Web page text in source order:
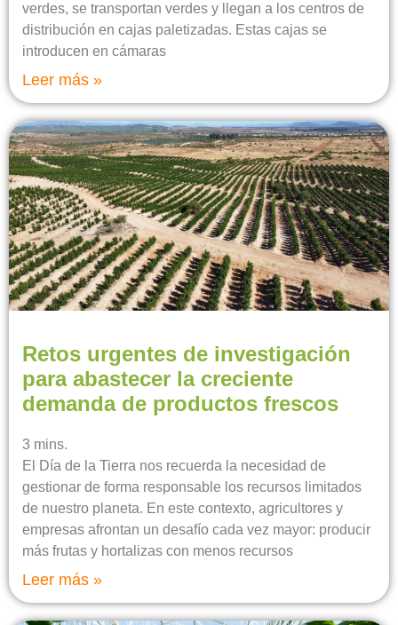
verdes, se transportan verdes y llegan a los centros de
distribución en cajas paletizadas. Estas cajas se
introducen en cámaras
Leer más »
Retos urgentes de investigación
para abastecer la creciente
demanda de productos frescos
3 mins.
El Día de la Tierra nos recuerda la necesidad de
gestionar de forma responsable los recursos limitados
de nuestro planeta. En este contexto, agricultores y
empresas afrontan un desafío cada vez mayor: producir
más frutas y hortalizas con menos recursos
Leer más »